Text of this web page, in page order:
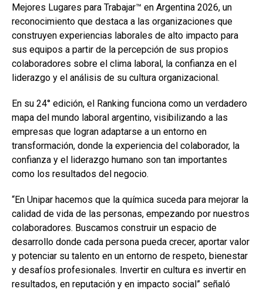
Mejores Lugares para Trabajar™ en Argentina 2026, un
reconocimiento que destaca a las organizaciones que
construyen experiencias laborales de alto impacto para
sus equipos a partir de la percepción de sus propios
colaboradores sobre el clima laboral, la confianza en el
liderazgo y el análisis de su cultura organizacional.
En su 24° edición, el Ranking funciona como un verdadero
mapa del mundo laboral argentino, visibilizando a las
empresas que logran adaptarse a un entorno en
transformación, donde la experiencia del colaborador, la
confianza y el liderazgo humano son tan importantes
como los resultados del negocio.
“En Unipar hacemos que la química suceda para mejorar la
calidad de vida de las personas, empezando por nuestros
colaboradores. Buscamos construir un espacio de
desarrollo donde cada persona pueda crecer, aportar valor
y potenciar su talento en un entorno de respeto, bienestar
y desafíos profesionales. Invertir en cultura es invertir en
resultados, en reputación y en impacto social” señaló